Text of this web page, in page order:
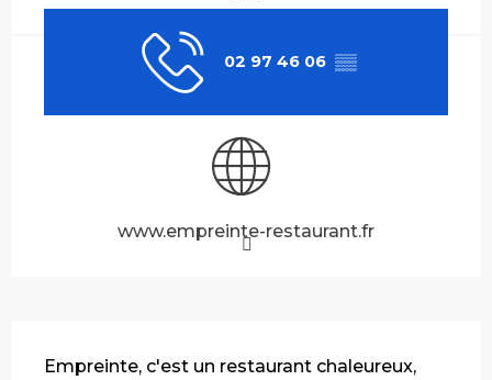
02 97 46 06 ▒▒
www.empreinte-restaurant.fr
Empreinte, c'est un restaurant chaleureux,